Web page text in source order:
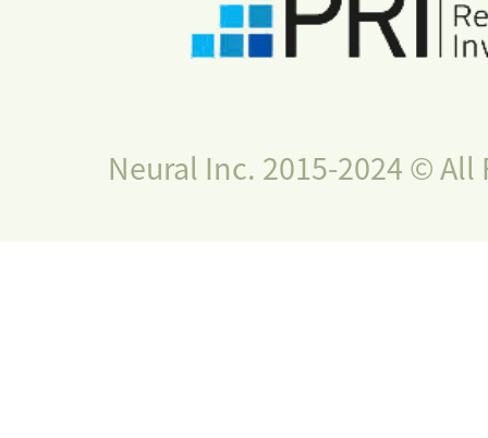
Neural Inc. 2015-2024 © All